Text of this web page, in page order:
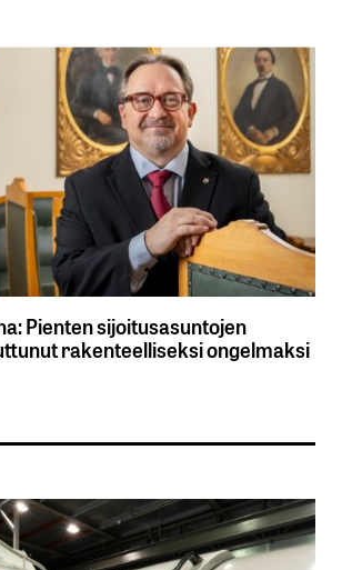
Pienten sijoitusasuntojen
rakenteelliseksi ongelmaksi